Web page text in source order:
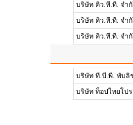
บริษัท คิว.ที.ที. จำ
บริษัท คิว.ที.ที. จำ
บริษัท คิว.ที.ที. จำ
บริษัท ที.บี.พี. พับลิ
บริษัท ท็อปไทยโป